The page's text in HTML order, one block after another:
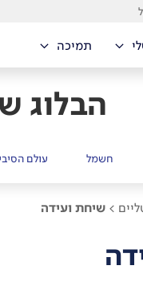
תמיכה
הבלוג
חשמל עולם
> שיחת ועידה